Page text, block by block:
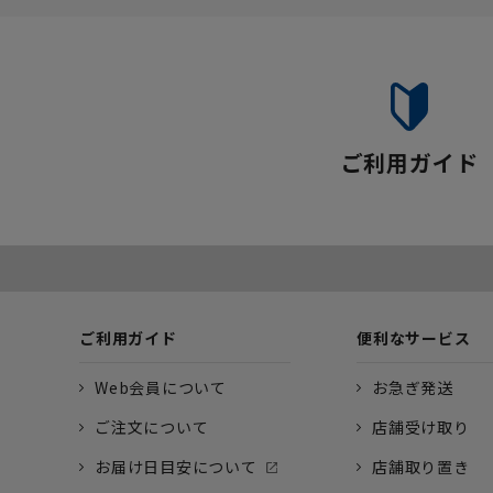
ご利用ガイド
ご利用ガイド
Web会員について
ご注文について
お届け日目安について
便利なサービス
お急ぎ発送
店舗受け取り
店舗取り置き